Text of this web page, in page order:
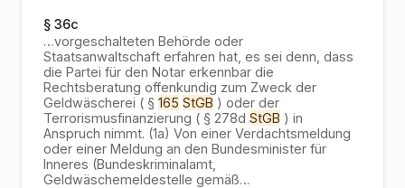
§ 36c
…vorgeschalteten Behörde oder
Staatsanwaltschaft erfahren hat, es sei denn, dass
die Partei für den Notar erkennbar die
Rechtsberatung offenkundig zum Zweck der
Geldwäscherei ( § 165 StGB ) oder der
Terrorismusfinanzierung ( § 278d StGB ) in
Anspruch nimmt. (1a) Von einer Verdachtsmeldung
oder einer Meldung an den Bundesminister für
Inneres (Bundeskriminalamt,
Geldwäschemeldestelle gemäß…